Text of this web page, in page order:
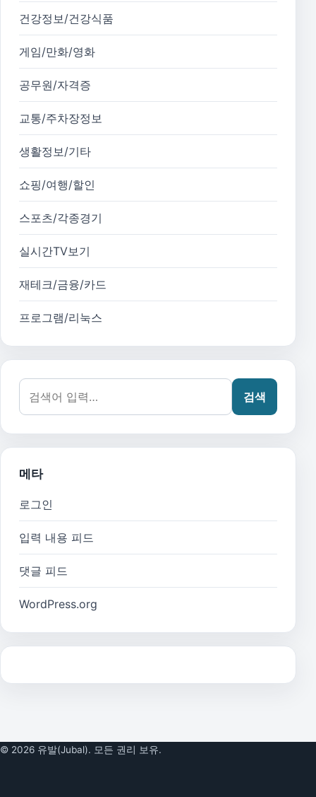
건강정보/건강식품
게임/만화/영화
공무원/자격증
교통/주차장정보
생활정보/기타
쇼핑/여행/할인
스포츠/각종경기
실시간TV보기
재테크/금융/카드
프로그램/리눅스
검색어:
검색
메타
로그인
입력 내용 피드
댓글 피드
WordPress.org
© 2026 유발(Jubal). 모든 권리 보유.